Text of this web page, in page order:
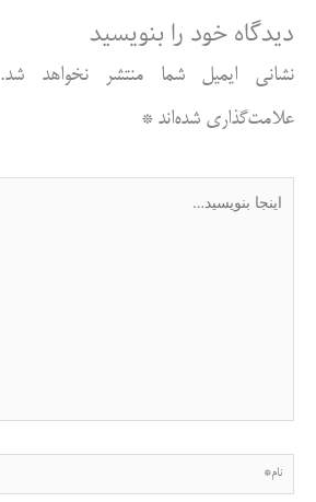
دیدگاه‌ خود را بنویسید
نشانی ایمیل شما منتشر نخواهد شد.
علامت‌گذاری شده‌اند*
نام*